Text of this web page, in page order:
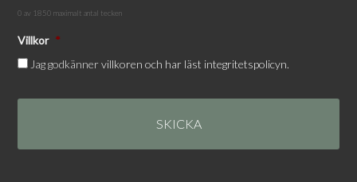
0 av 1850 maximalt antal tecken
Villkor *
Jag godkännervillkoren och har läst integritetspolicyn.